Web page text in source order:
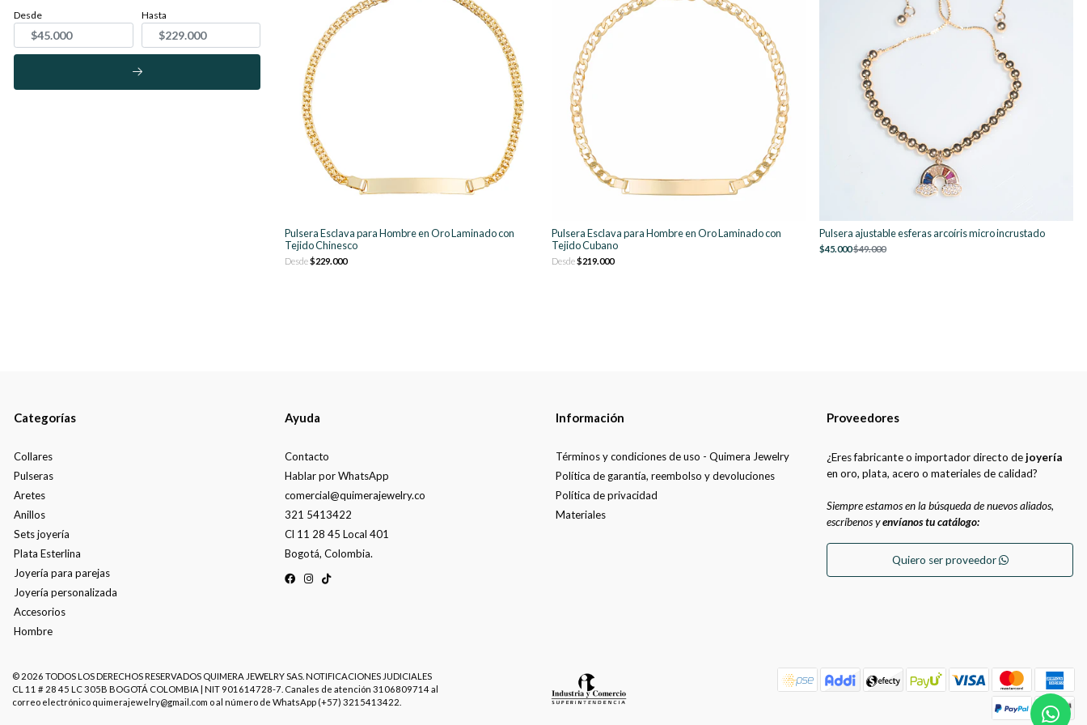
Desde Hasta
Pulsera Esclava para Hombre en Oro Laminado con
Tejido Chinesco
Desde$229.000
Pulsera Esclava para Hombre en Oro Laminado con
Tejido Cubano
Desde$219.000
Pulsera ajustable esferas arcoíris micro incrustado
$45.000$49.000
Categorías
Collares
Pulseras
Aretes
Anillos
Sets joyería
Plata Esterlina
Joyería para parejas
Joyería personalizada
Accesorios
Hombre
Ayuda
Contacto
Hablar por WhatsApp
comercial@quimerajewelry.co
321 5413422
Cl 11 28 45 Local 401
Bogotá, Colombia.
Información
Términos y condiciones de uso - Quimera Jewelry
Política de garantía, reembolso y devoluciones
Política de privacidad
Materiales
Proveedores
¿Eres fabricante o importador directo dejoyería
en oro, plata, acero o materiales de calidad?
Siempre estamos en la búsqueda de nuevos aliados,
escríbenos yenvíanos tu catálogo:
Quiero ser proveedor
© 2026 TODOS LOS DERECHOS RESERVADOS QUIMERA JEWELRY SAS. NOTIFICACIONES JUDICIALES
CL 11 # 28 45 LC 305B BOGOTÁ COLOMBIA | NIT 901614728-7. Canales de atención 3106809714 al
correo electrónico quimerajewelry@gmail.com o al número de WhatsApp (+57) 3215413422.